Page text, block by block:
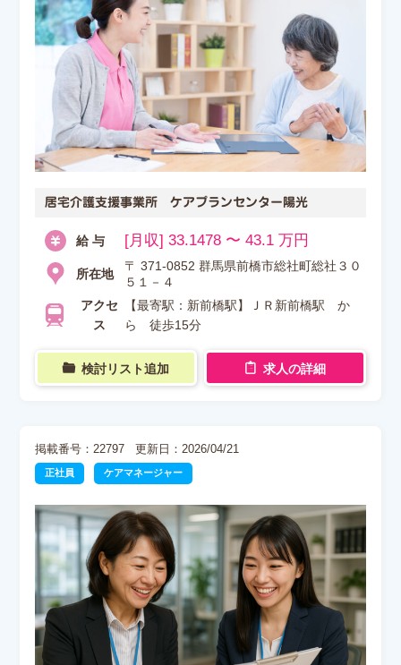
居宅介護支援事業所 ケアプランセンター陽光
給 与 [月収] 33.1478 〜 43.1 万円
所在地
〒 371-0852 群馬県前橋市総社町総社３０
５１－４
アクセ
ス
【最寄駅：新前橋駅】ＪＲ新前橋駅 か
ら 徒歩15分
検討リスト追加 求人の詳細
掲載番号：22797 更新日：2026/04/21
正社員 ケアマネージャー